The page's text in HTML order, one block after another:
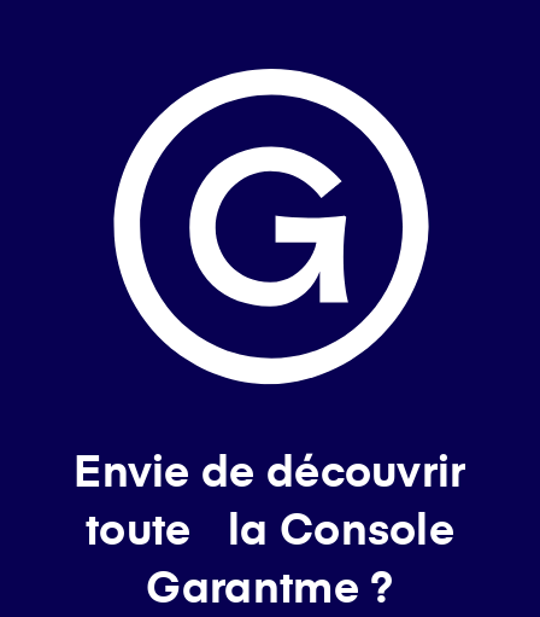
Envie de découvrir
toute la Console
Garantme ?